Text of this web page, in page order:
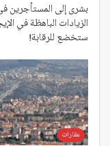
بشرى إلى المستأجرين
الزيادات الباهظة في
ستخضع للرقابة!
عقارات